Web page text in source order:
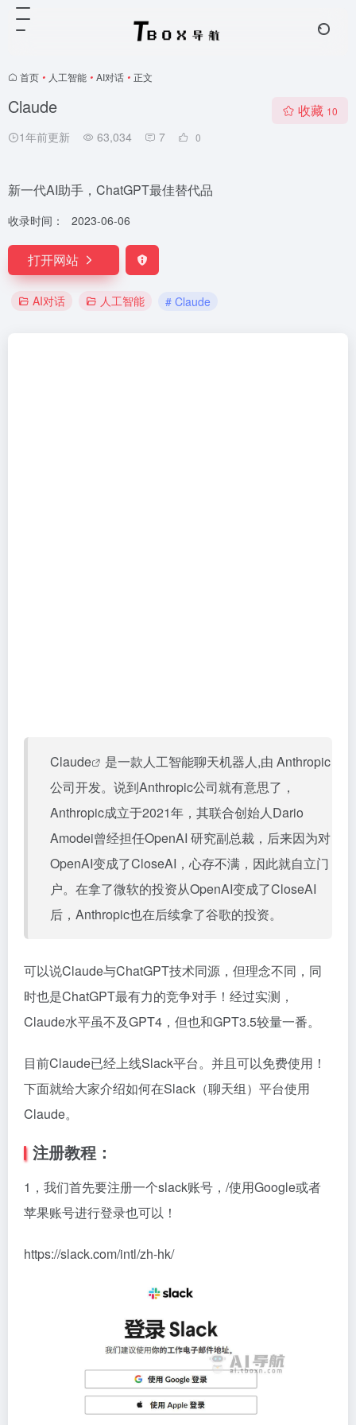
首页 • 人工智能 • AI对话 • 正文
Claude
1年前更新 63,034 7 0
收藏 10
新一代AI助手，ChatGPT最佳替代品
收录时间： 2023-06-06
打开网站
AI对话 人工智能 # Claude
Claude
是一款人工智能聊天机器人,由 Anthropic
公司开发。说到Anthropic公司就有意思了，
Anthropic成立于2021年，其联合创始人Dario
Amodei曾经担任OpenAI 研究副总裁，后来因为对
OpenAI变成了CloseAI，心存不满，因此就自立门
户。在拿了微软的投资从OpenAI变成了CloseAI
后，Anthropic也在后续拿了谷歌的投资。
可以说Claude与ChatGPT技术同源，但理念不同，同
时也是ChatGPT最有力的竞争对手！经过实测，
Claude水平虽不及GPT4，但也和GPT3.5较量一番。
目前Claude已经上线Slack平台。并且可以免费使用！
下面就给大家介绍如何在Slack（聊天组）平台使用
Claude。
注册教程：
1，我们首先要注册一个slack账号，/使用Google或者
苹果账号进行登录也可以！
https://slack.com/intl/zh-hk/